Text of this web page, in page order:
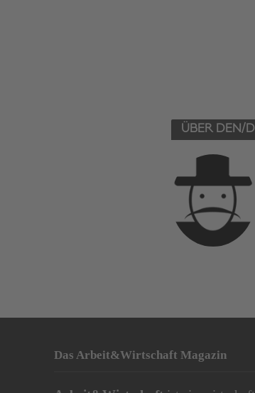
ÜBER DEN/
Das Arbeit&Wirtschaft Magazin